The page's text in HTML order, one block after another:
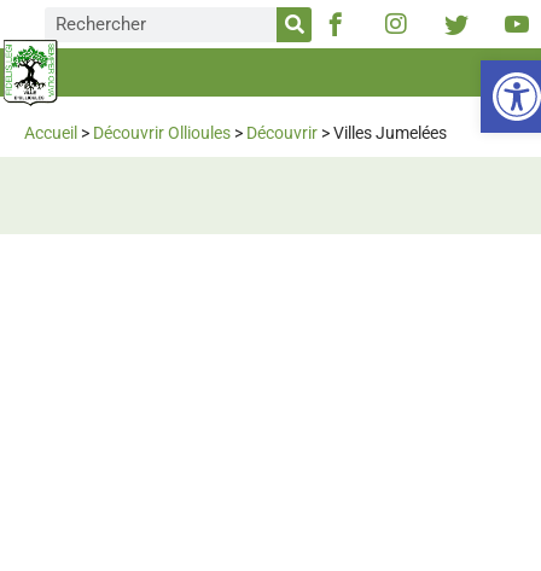
Accueil > Découvrir Ollioules > Découvrir >Villes Jumelées